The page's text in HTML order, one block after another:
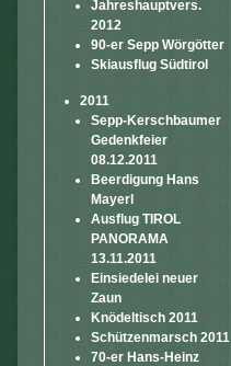
Jahreshauptvers.
2012
90-er Sepp Wörgötter
Skiausflug Südtirol
2011
Sepp-Kerschbaumer
Gedenkfeier
08.12.2011
Beerdigung Hans
Mayerl
Ausflug TIROL
PANORAMA
13.11.2011
Einsiedelei neuer
Zaun
Knödeltisch 2011
Schützenmarsch 2011
70-er Hans-Heinz